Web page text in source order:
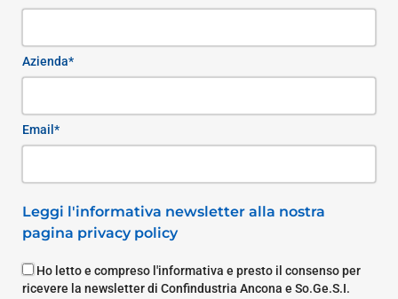
Azienda*
Email*
Leggi l'informativa newsletter alla nostra
pagina privacy policy
Ho letto e compreso l'informativa e presto il consenso per
ricevere la newsletter di Confindustria Ancona e So.Ge.S.I.